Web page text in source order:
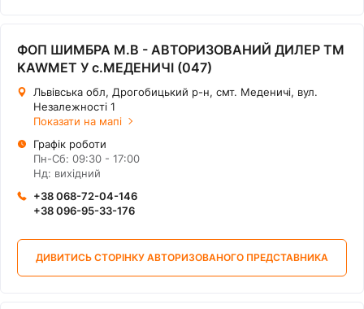
ФОП ШИМБРА М.В - АВТОРИЗОВАНИЙ ДИЛЕР ТМ
KAWMET У с.МЕДЕНИЧІ (047)
Львівська обл, Дрогобицький р-н, смт. Меденичі, вул.
Незалежності 1
Показати на мапі
Графік роботи
Пн-Сб: 09:30 - 17:00
Нд: вихідний
+38 068-72-04-146
+38 096-95-33-176
ДИВИТИСЬ СТОРІНКУ АВТОРИЗОВАНОГО ПРЕДСТАВНИКА